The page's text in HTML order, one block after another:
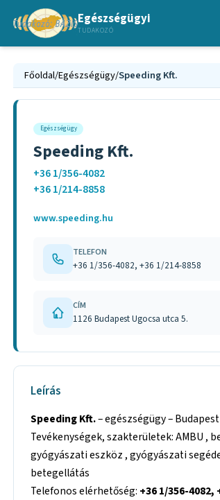
Egészségügyi
TUDAKOZÓ
Főoldal/Egészségügy/Speeding Kft.
Egészségügy
Speeding Kft.
+36 1/356-4082
+36 1/214-8858
www.speeding.hu
TELEFON
+36 1/356-4082, +36 1/214-8858
CÍM
1126 Budapest Ugocsa utca 5.
Leírás
Speeding Kft.– egészségügy –
Tevékenységek, szakterületek: AMBU ,
gyógyászati eszköz , gyógyászati
betegellátás
Telefonos elérhetőség: +36 1/356-4082,